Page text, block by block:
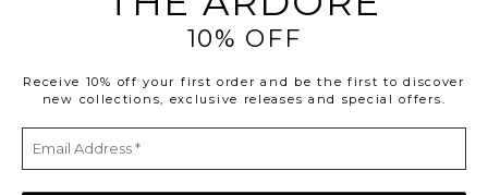
10% OFF
Receive 10% off your first order and be the first to discover
new collections, exclusive releases and special offers.